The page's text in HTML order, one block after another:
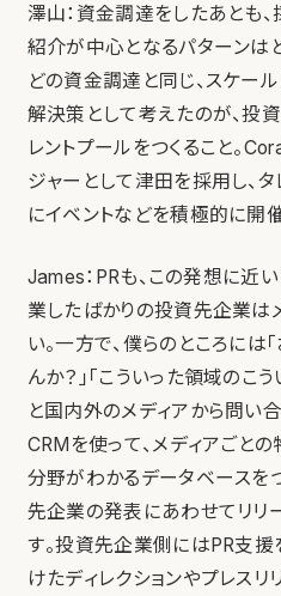
澤山：資金調達をしたあとも
紹介が中心となるパターンは
どの資金調達と同じ、スケー
解決策として考えたのが、投
レントプールをつくること。
ジャーとして津田を採用し、
にイベントなどを積極的に開
James：PRも、この発想に近
業したばかりの投資先企業は
い。一方で、僕らのところには
んか？」「こういった領域のこ
と国内外のメディアから問い
CRMを使って、メディアごと
分野がわかるデータベースを
先企業の発表にあわせてリリ
す。投資先企業側にはPR支援
けたディレクションやプレス